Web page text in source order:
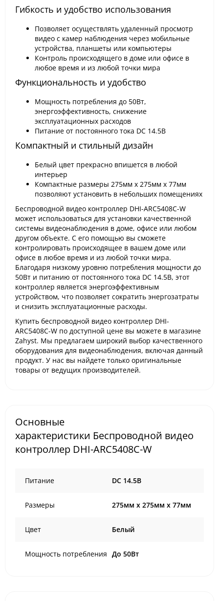
Гибкость и удобство использования
Позволяет осуществлять удаленный просмотр
видео с камер наблюдения через мобильные
устройства, планшеты или компьютеры
Контроль происходящего в доме или офисе в
любое время и из любой точки мира
Функциональность и удобство
Мощность потребления до 50Вт,
энергоэффективность, снижение
эксплуатационных расходов
Питание от постоянного тока DC 14.5В
Компактный и стильный дизайн
Белый цвет прекрасно впишется в любой
интерьер
Компактные размеры 275мм x 275мм x 77мм
позволяют установить в небольших помещениях
Беспроводной видео контроллер DHI-ARC5408С-W
может использоваться для установки качественной
системы видеонаблюдения в доме, офисе или любом
другом объекте. С его помощью вы сможете
контролировать происходящее в вашем доме или
офисе в любое время и из любой точки мира.
Благодаря низкому уровню потребления мощности до
50Вт и питанию от постоянного тока DC 14.5В, этот
контроллер является энергоэффективным
устройством, что позволяет сократить энергозатраты
и снизить эксплуатационные расходы.
Купить беспроводной видео контроллер DHI-
ARC5408С-W по доступной цене вы можете в магазине
Zahyst. Мы предлагаем широкий выбор качественного
оборудования для видеонаблюдения, включая данный
продукт. У нас вы найдете только оригинальные
товары от ведущих производителей.
Основные
характеристики Беспроводной видео
контроллер DHI-ARC5408С-W
Питание DC 14.5В
Размеры 275мм x 275мм x 77мм
Цвет Белый
Мощность потребления До 50Вт